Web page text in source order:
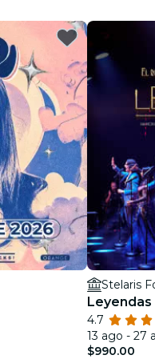
Stelaris
Leyendas
4.7
13 ago - 27
$990.00